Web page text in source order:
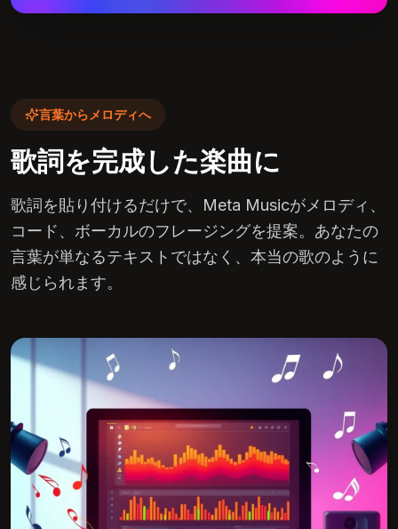
言葉からメロディへ
歌詞を完成した楽曲に
歌詞を貼り付けるだけで、Meta Musicがメロディ、
コード、ボーカルのフレージングを提案。あなたの
言葉が単なるテキストではなく、本当の歌のように
感じられます。